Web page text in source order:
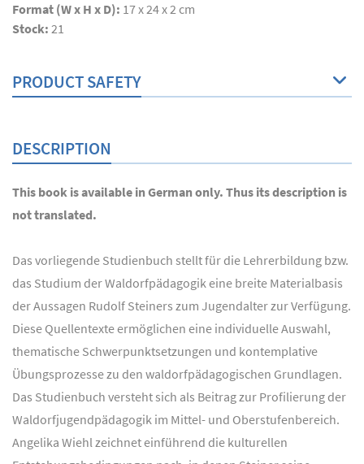
Format (W x H x D): 17 x 24 x 2 cm
Stock: 21
PRODUCT SAFETY
DESCRIPTION
This book is available in German only. Thus its description is
not translated.
Das vorliegende Studienbuch stellt für die Lehrerbildung bzw.
das Studium der Waldorfpädagogik eine breite Materialbasis
der Aussagen Rudolf Steiners zum Jugendalter zur Verfügung.
Diese Quellentexte ermöglichen eine individuelle Auswahl,
thematische Schwerpunktsetzungen und kontemplative
Übungsprozesse zu den waldorfpädagogischen Grundlagen.
Das Studienbuch versteht sich als Beitrag zur Profilierung der
Waldorfjugendpädagogik im Mittel- und Oberstufenbereich.
Angelika Wiehl zeichnet einführend die kulturellen